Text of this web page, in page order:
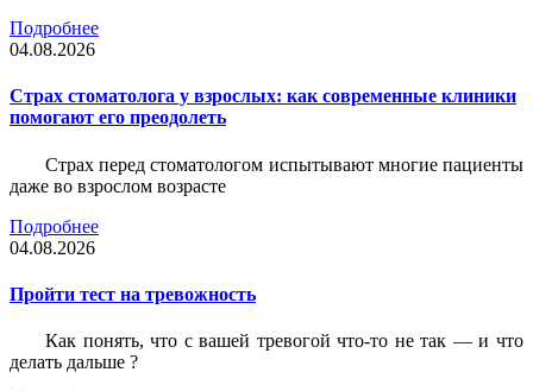
Подробнее
04.08.2026
Страх стоматолога у взрослых: как современные клиники
помогают его преодолеть
Страх перед стоматологом испытывают многие пациенты
даже во взрослом возрасте
Подробнее
04.08.2026
Пройти тест на тревожность
Как понять, что с вашей тревогой что-то не так — и что
делать дальше ?